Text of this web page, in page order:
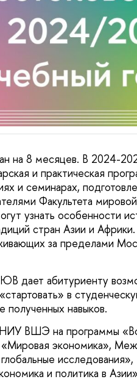
на 8 месяцев. В 2024-
и практическая
и семинарах,
Факультета
особенности
стран Азии и
за пределами
дает абитуриенту
в
полученных навыков.
ВШЭ на программы
экономика»,
и политика в